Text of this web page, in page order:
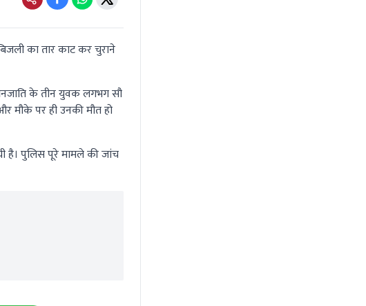
का तार काट कर चुराने
के तीन युवक लगभग सौ
मौके पर ही उनकी मौत हो
है। पुलिस पूरे मामले की जांच